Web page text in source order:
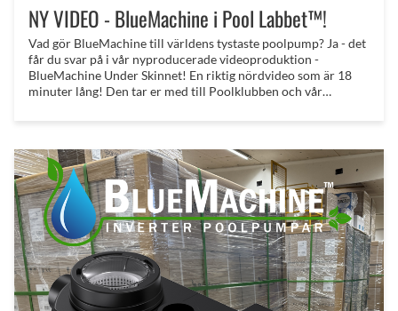
NY VIDEO - BlueMachine i Pool Labbet™!
Vad gör BlueMachine till världens tystaste poolpump? Ja - det
får du svar på i vår nyproducerade videoproduktion -
BlueMachine Under Skinnet! En riktig nördvideo som är 18
minuter lång! Den tar er med till Poolklubben och vår
mindre än en vecka)!